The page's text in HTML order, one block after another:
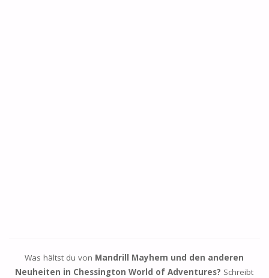
Was hältst du von Mandrill Mayhem und den anderen
Neuheiten in Chessington World of Adventures? Schreibt